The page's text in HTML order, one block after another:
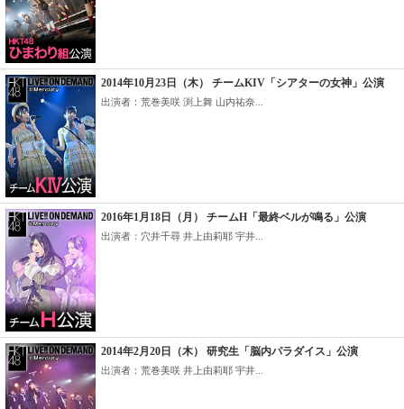
2014年10月23日（木） チームKIV「シアターの女神」公演
出演者：荒巻美咲 渕上舞 山内祐奈...
2016年1月18日（月） チームH「最終ベルが鳴る」公演
出演者：穴井千尋 井上由莉耶 宇井...
2014年2月20日（木） 研究生「脳内パラダイス」公演
出演者：荒巻美咲 井上由莉耶 宇井...